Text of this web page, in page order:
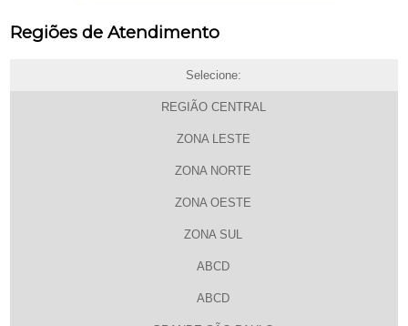
Regiões de Atendimento
Selecione:
REGIÃO CENTRAL
ZONA LESTE
ZONA NORTE
ZONA OESTE
ZONA SUL
ABCD
ABCD